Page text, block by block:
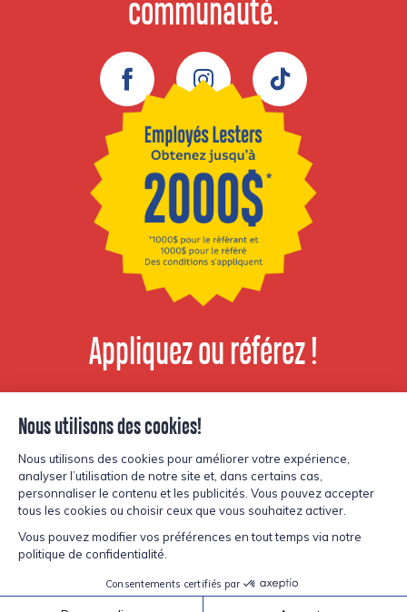
communauté.
Facebook Instagram TikTok
Appliquez ou référez !
Voir les postes
disponibles
© Copyright Lesters 2026Politique de confidentialitéSite parKryzalid